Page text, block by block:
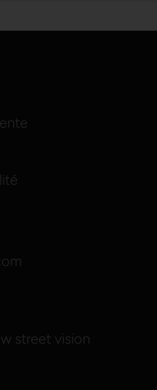
street vision